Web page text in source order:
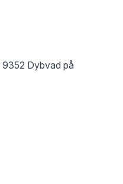
9352 Dybvad på